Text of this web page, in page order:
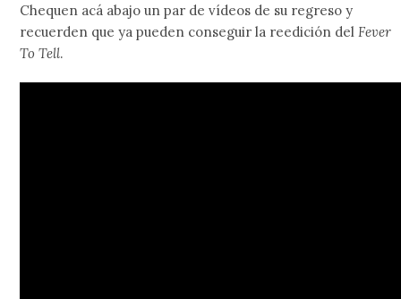
Chequen acá abajo un par de vídeos de su regreso y
recuerden que ya pueden conseguir la reedición delFever
To Tell.